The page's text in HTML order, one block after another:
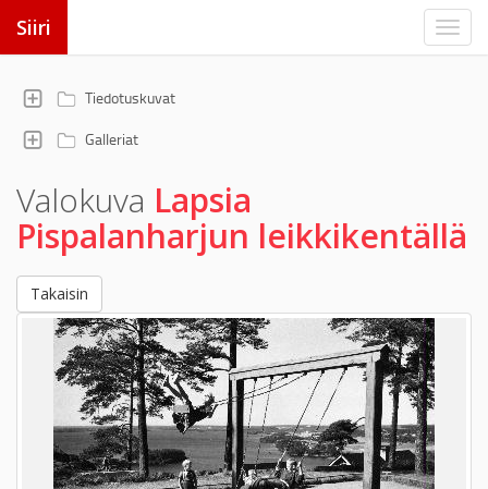
Siiri
Tiedotuskuvat
Galleriat
Valokuva Lapsia
Pispalanharjun leikkikentällä
Takaisin